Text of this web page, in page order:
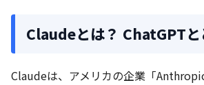
Claudeとは？ ChatGPTと
Claudeは、アメリカの企業「